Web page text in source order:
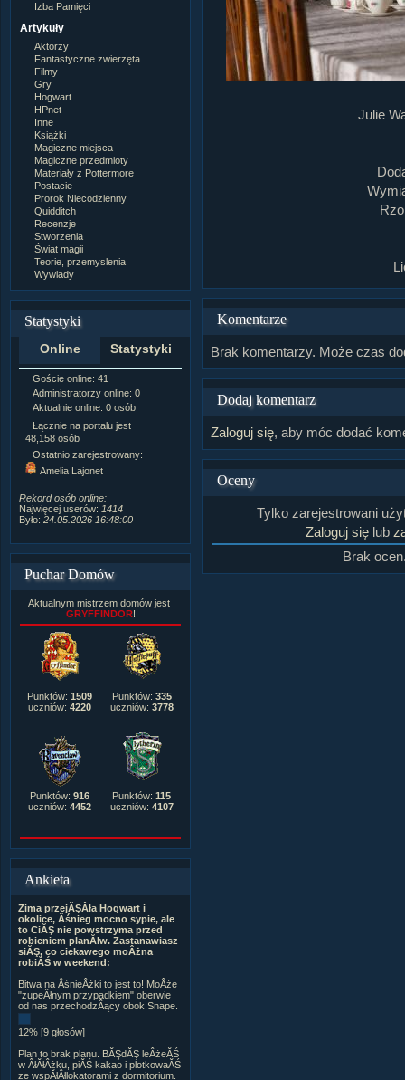
Izba Pamięci
Artykuły
Aktorzy
Fantastyczne zwierzęta
Filmy
Gry
Hogwart
HPnet
Inne
Książki
Magiczne miejsca
Magiczne przedmioty
Materiały z Pottermore
Postacie
Prorok Niecodzienny
Quidditch
Recenzje
Stworzenia
Świat magii
Teorie, przemyslenia
Wywiady
Statystyki
Online Statystyki
Goście online: 41
Administratorzy online: 0
Aktualnie online: 0 osób
Łącznie na portalu jest
48,158 osób
Ostatnio zarejestrowany:
Amelia Lajonet
Rekord osób online:
Najwięcej userów: 1414
Było: 24.05.2026 16:48:00
Napisanych artykułów:1,087
Dodanych newsów:
Zdjęć w galerii:21,490
Postów na forum:319,637
Komentarzy do materiałów:
222,019
Rozdanych pochwał:
Wlepionych ostrzeżeń:
Puchar Domów
Aktualnym mistrzem domów jest
GRYFFINDOR!
Punktów: 1509
uczniów: 4220
Punktów: 335
uczniów: 3778
Punktów: 916
uczniów: 4452
Punktów: 115
uczniów: 4107
Ankieta
Zima przejĂŞÂła Hogwart i
okolice, Âśnieg mocno sypie, ale
to CiĂŞ nie powstrzyma przed
robieniem planĂłw. Zastanawiasz
siĂŞ, co ciekawego moÂżna
robiĂŚ w weekend:
Bitwa na ÂśnieÂżki to jest to! MoÂże
"zupeÂłnym przypadkiem" oberwie
od nas przechodzÂący obok Snape.
12% [9 głosów]
Plan to brak planu. BĂŞdĂŞ leÂżeĂŚ
w ÂłĂłÂżku, piĂŚ kakao i plotkowaĂŚ
ze wspĂłÂłlokatorami z dormitorium.
Julie
Komentarze
Brak komentarzy. Może czas
Dodaj komentarz
Zaloguj się, aby móc dodać
Oceny
Tylko zarejestrowani
Zaloguj się lub
Brak